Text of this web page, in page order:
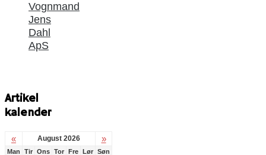
Vognmand
Jens
Dahl
ApS
Artikel
kalender
« August 2026 »
Man Tir Ons Tor Fre Lør Søn